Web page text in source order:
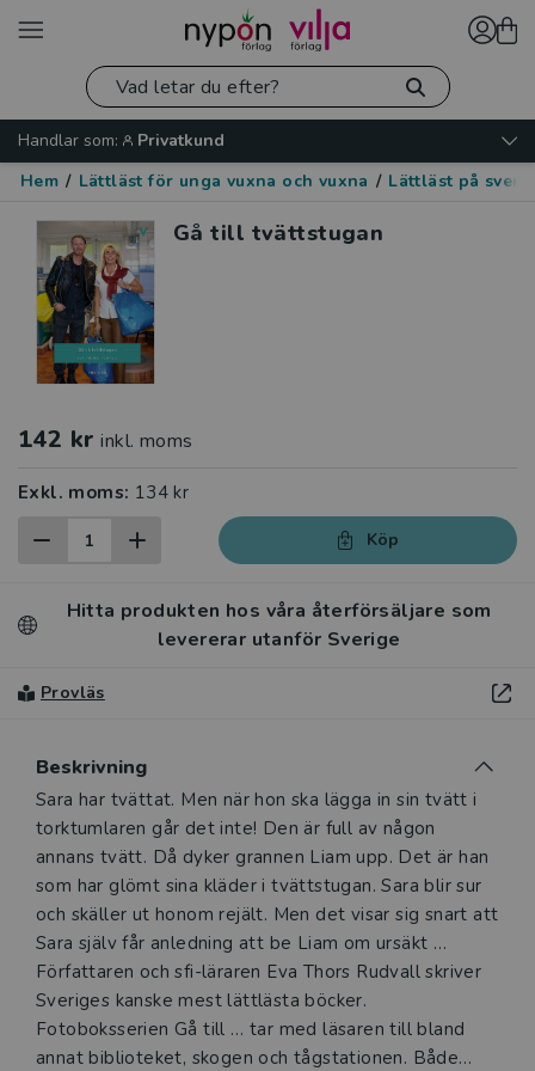
Handlar som:
Privatkund
Hem / Lättläst för unga vuxna och vuxna / Lättläst på
Gå till tvättstugan
142 kr inkl. moms
Exkl. moms: 134 kr
Köp
Hitta produkten hos våra återförsäljare som
levererar utanför Sverige
Provläs
Beskrivning
Beskrivning
Sara har tvättat. Men när hon ska lägga in sin tvätt i
torktumlaren går det inte! Den är full av någon
annans tvätt. Då dyker grannen Liam upp. Det är han
som har glömt sina kläder i tvättstugan. Sara blir sur
och skäller ut honom rejält. Men det visar sig snart att
Sara själv får anledning att be Liam om ursäkt …
Författaren och sfi-läraren Eva Thors Rudvall skriver
Sveriges kanske mest lättlästa böcker.
Fotoboksserien Gå till … tar med läsaren till bland
annat biblioteket, skogen och tågstationen. Både